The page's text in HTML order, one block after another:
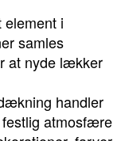
element i
samles
at nyde lækker
handler
atmosfære